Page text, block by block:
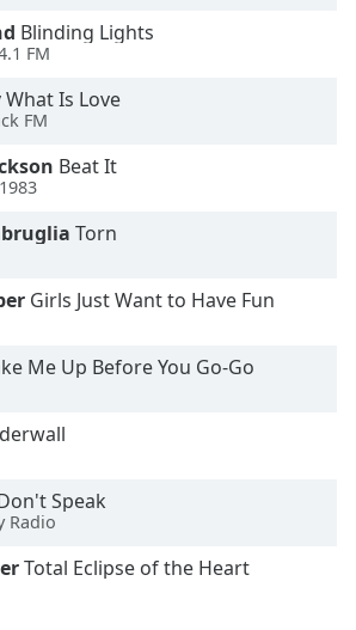
Blinding Lights
FM
What Is Love
FM
Beat It
Torn
Girls Just Want to Have Fun
Me Up Before You Go-Go
Speak
Radio
Total Eclipse of the Heart